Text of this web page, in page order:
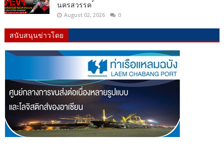
นครสวรรค ์
August 02, 2026 0
สนับสนุนข่าวโดย